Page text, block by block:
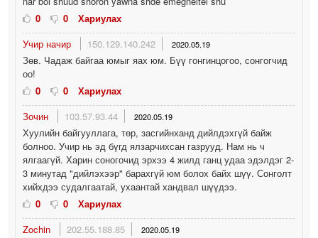
0
0
Хариулах
Учир начир
150.129.140.242 2020.05.19
Зөв. Чадаж байгаа юмыг яах юм. Бүү гонгинцогоо, сонгогчид
оо!
0
0
Хариулах
Зочин
103.57.93.44 2020.05.19
Хуулийн байгууллага, төр, засгийнханд дийлдэхгүй байж
болноо. Учир нь эд бүгд ялзарчихсан газрууд. Нам нь ч
ялгаагүй. Харин соногочид эрхээ 4 жилд ганц удаа эдэлдэг 2-
3 минутад "дийлэхээр" барахгүй юм болох байх шүү. Сонголт
хийхдээ судалгаатай, ухаантай хандвал шүүдээ.
0
0
Хариулах
Zochin
202.55.188.85 2020.05.19